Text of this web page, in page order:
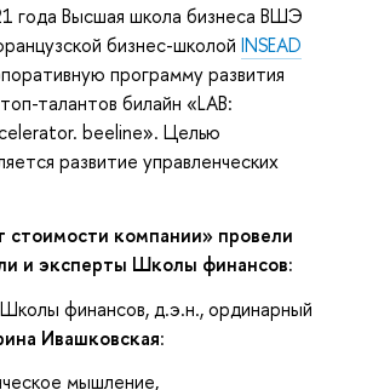
года Высшая школа бизнеса ВШЭ
бизнес-школой INSEAD
программу развития
талантов билайн «LAB:
beeline». Целью
развитие управленческих
стоимости компании» провели
и эксперты Школы финансов:
финансов, д.э.н., ординарный
Ивашковская:
мышление,